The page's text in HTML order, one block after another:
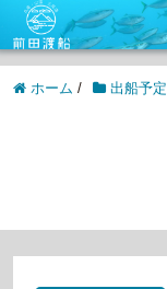
ホーム / 出船予定